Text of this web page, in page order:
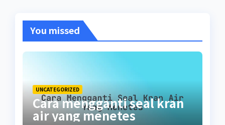
You missed
UNCATEGORIZED
Cara mengganti seal kran
air yang menetes